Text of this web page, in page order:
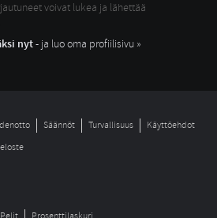
voivat lukea ja lähettää
nyt- ja luo oma profiilisivu »
Säännöt Turvallisuus
Käyttöehdot